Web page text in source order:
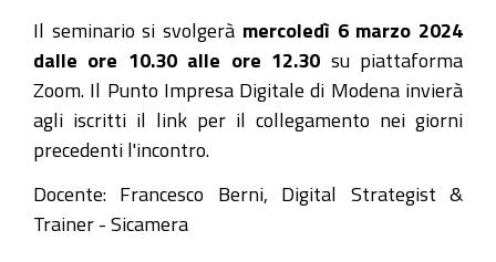
2024-
06T10:30:00+01:00
2024-
03-
La
Il seminario si svolgerà mercoledì 6 marzo 2024
dalle ore 10.30 alle ore 12.30 su piattaforma
Zoom. Il Punto Impresa Digitale di Modena invierà
agli iscritti il link per il collegamento nei giorni
precedenti l'incontro.
Docente: Francesco Berni, Digital Strategist &
Trainer - Sicamera